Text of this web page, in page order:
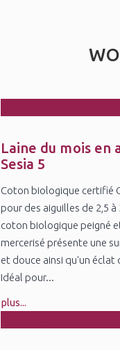
Jul
Laine du mois en
Sesia 5
Coton biologique certifié
pour des aiguilles de 2,5 à
coton biologique peigné
mercerisé présente une
et douce ainsi qu'un éclat
Idéal pour...
plus...